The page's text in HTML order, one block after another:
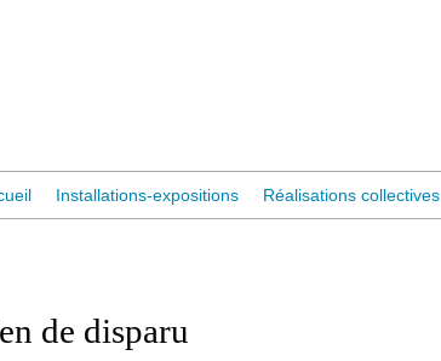
Installations-expositions Réalisations collectives
de disparu